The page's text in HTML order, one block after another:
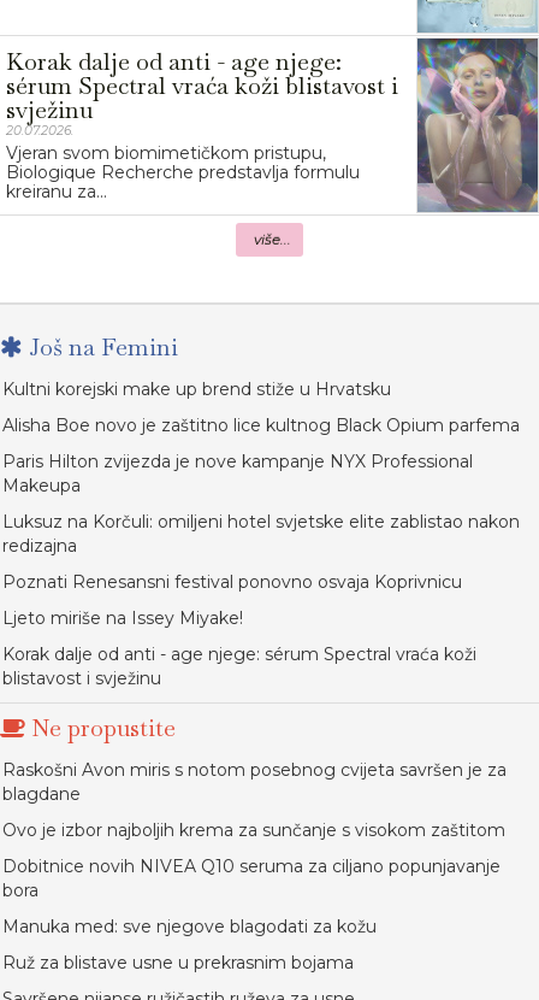
Korak dalje od anti - age njege:
sérum Spectral vraća koži blistavost i
svježinu
20.07.2026.
Vjeran svom biomimetičkom pristupu,
Biologique Recherche predstavlja formulu
kreiranu za...
više...
Još na Femini
Kultni korejski make up brend stiže u Hrvatsku
Alisha Boe novo je zaštitno lice kultnog Black Opium parfema
Paris Hilton zvijezda je nove kampanje NYX Professional
Makeupa
Luksuz na Korčuli: omiljeni hotel svjetske elite zablistao nakon
redizajna
Poznati Renesansni festival ponovno osvaja Koprivnicu
Ljeto miriše na Issey Miyake!
Korak dalje od anti - age njege: sérum Spectral vraća koži
blistavost i svježinu
Ne propustite
Raskošni Avon miris s notom posebnog cvijeta savršen je za
blagdane
Ovo je izbor najboljih krema za sunčanje s visokom zaštitom
Dobitnice novih NIVEA Q10 seruma za ciljano popunjavanje
bora
Manuka med: sve njegove blagodati za kožu
Ruž za blistave usne u prekrasnim bojama